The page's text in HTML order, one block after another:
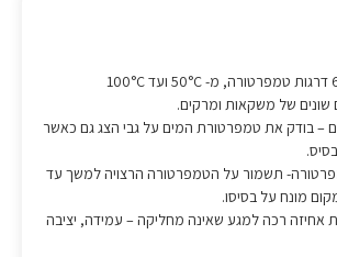
שונים של משקאות ומרקים.
– בודק את טמפרטורת המים על גבי הצג גם כאשר
תשמור על הטמפרטורה הרצויה למשך עד
אחיזה רכה למגע שאינה מחליקה – עמידה, יציבה